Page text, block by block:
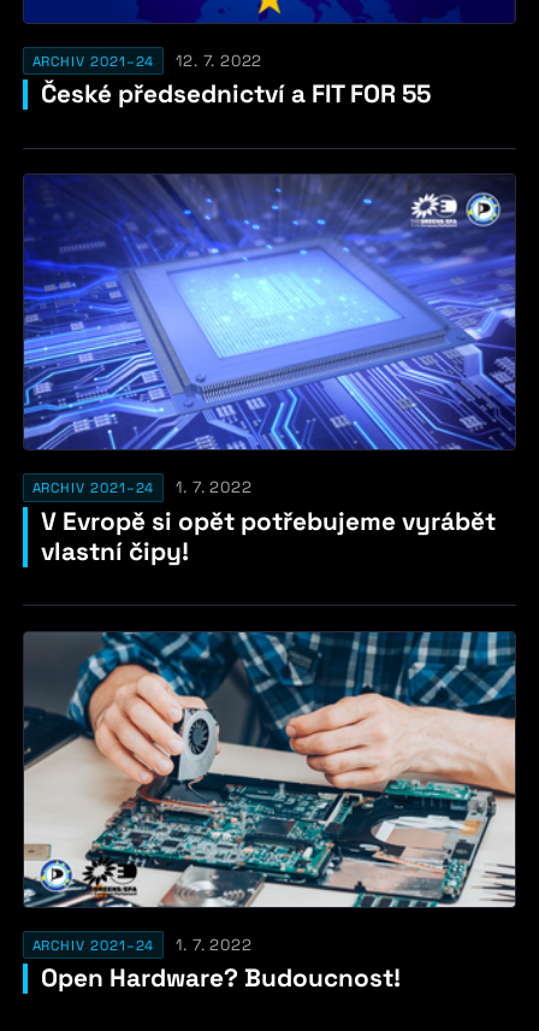
ARCHIV 2021–24 12. 7. 2022
České předsednictví a FIT FOR 55
ARCHIV 2021–24 1. 7. 2022
V Evropě si opět potřebujeme vyrábět
vlastní čipy!
ARCHIV 2021–24 1. 7. 2022
Open Hardware? Budoucnost!